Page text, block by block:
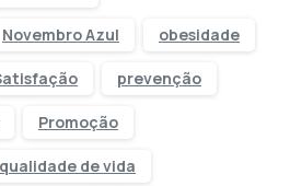
Novembro Azul obesidade
prevenção
Promoção
qualidade de vida